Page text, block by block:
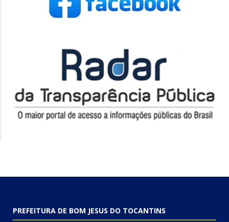
PREFEITURA DE BOM JESUS DO TOCANTINS